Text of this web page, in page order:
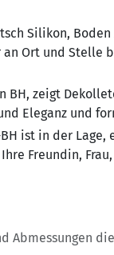
Silikon,
Ort und Stelle
zeigt
Eleganz und
ist in der
Freundin,
Abmessungen